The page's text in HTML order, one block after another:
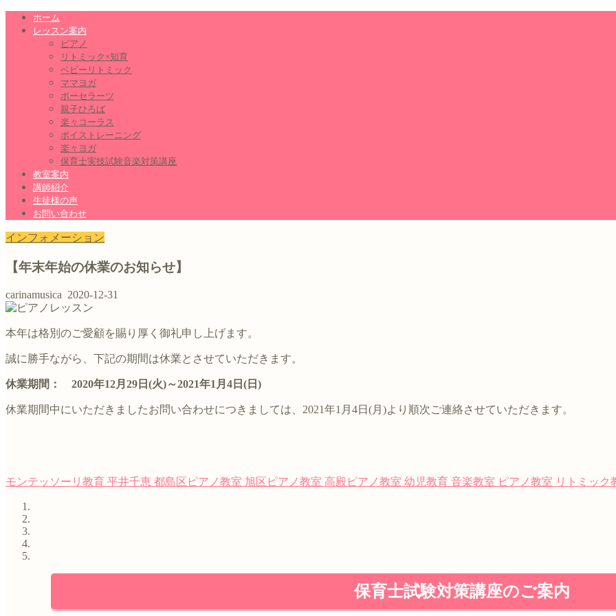
ホーム
レッスン案内
ピアノ
リトミック×知育
ベビーリトミック
ママヨガ
ポーセラーツ
親子ひろば
楽々コーラス
ボイストレーニング
楽々ヨガ
保育士実技試験音楽対策講座
教室案内
講師紹介
生徒様の声
お問い合わせ
インフォメーション
【年末年始の休業のお知らせ】
carinamusica 2020-12-31
本年は格別のご愛顧を賜り厚く御礼申し上げます。
誠に勝手ながら、下記の期間は休業とさせていただきます。
休業期間： 2020年12月29日(火)～2021年1月4日(日)
休業期間中にいただきましたお問い合わせにつきましては、2021年1月4日(月)より順次ご連絡させていただきます。
モンテッソーリ教育 平井千恵 都島区ピアノ教室 旭区ピアノ教室 高殿ピアノ教室 幼児教育 音楽教室 ピアノ教室 リトミック
保育士試験対策講座のご案内